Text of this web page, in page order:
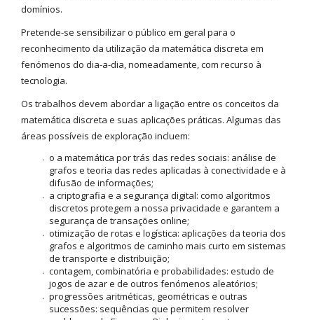
domínios.
Pretende-se sensibilizar o público em geral para o
reconhecimento da utilização da matemática discreta em
fenómenos do dia-a-dia, nomeadamente, com recurso à
tecnologia.
Os trabalhos devem abordar a ligação entre os conceitos da
matemática discreta e suas aplicações práticas. Algumas das
áreas possíveis de exploração incluem:
o a matemática por trás das redes sociais: análise de
grafos e teoria das redes aplicadas à conectividade e à
difusão de informações;
a criptografia e a segurança digital: como algoritmos
discretos protegem a nossa privacidade e garantem a
segurança de transações online;
otimização de rotas e logística: aplicações da teoria dos
grafos e algoritmos de caminho mais curto em sistemas
de transporte e distribuição;
contagem, combinatória e probabilidades: estudo de
jogos de azar e de outros fenómenos aleatórios;
progressões aritméticas, geométricas e outras
sucessões: sequências que permitem resolver